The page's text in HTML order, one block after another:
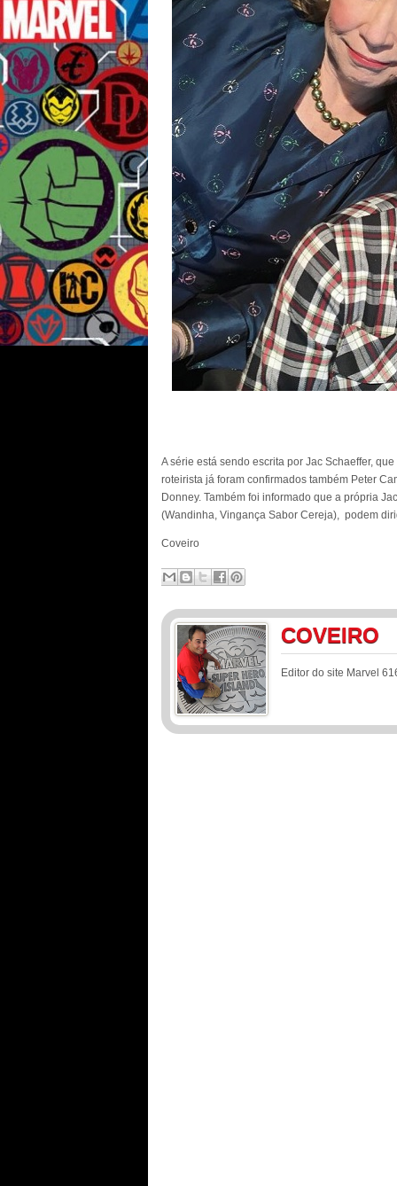
A série está sendo escrita por Jac Schaeffer,
roteirista já foram confirmados também Peter
Donney. Também foi informado que a própria
(Wandinha, Vingança Sabor Cereja), podem
Coveiro
COVEIRO
Editor do site Marvel